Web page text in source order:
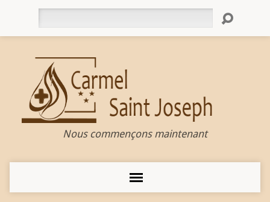
Nous commençons maintenant